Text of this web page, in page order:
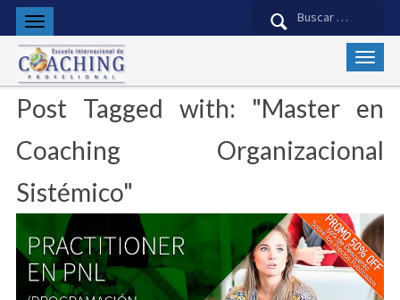
Buscar:
Post Tagged with: "Master en
Coaching Organizacional
Sistémico"